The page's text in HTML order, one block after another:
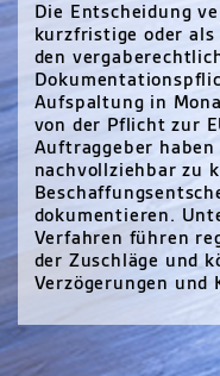
Die Entscheidung
kurzfristige oder als
den
Aufspaltung in
von der Pflicht zur
Auftraggeber
nachvollziehbar zu
dokumentieren.
Verfahren führen
der Zuschläge und
Verzögerungen und